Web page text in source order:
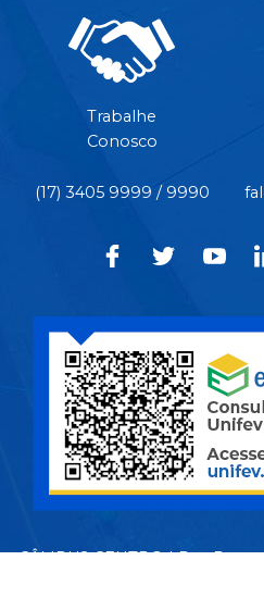
Trabalhe
Conosco
(17) 3405 9999 / 9990
CÂMPUS CENTRO | Rua